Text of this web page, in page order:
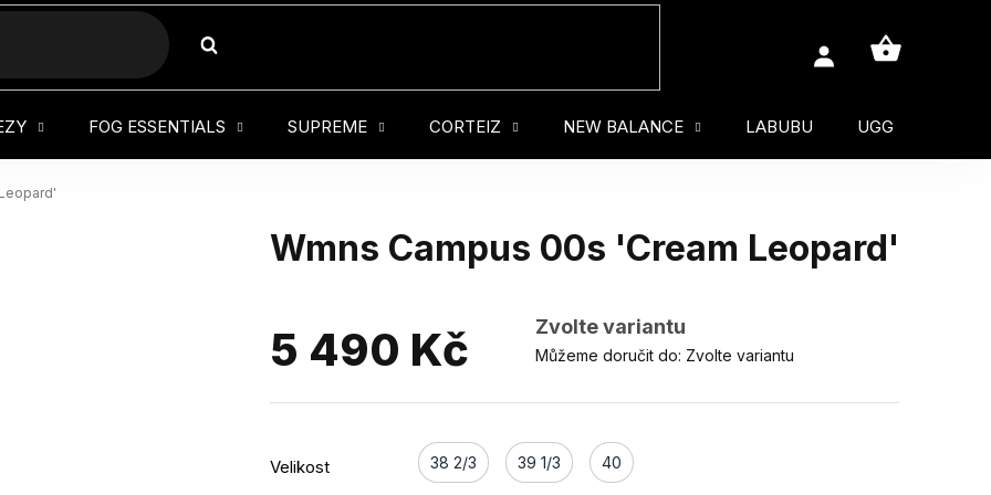
HLEDAT
FOG ESSENTIALS SUPREME CORTEIZ NEW BALANCE LABUBU UGG
Wmns Campus 00s 'Cream Leopard'
5 490 Kč Zvolte variantu
Velikost 38 2/3 39 1/3 40
Můžeme doručit do: Zvolte variantu